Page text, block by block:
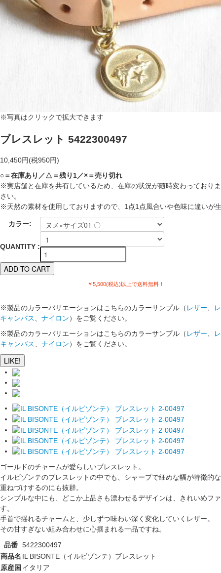
※写真はクリックで拡大できます
ブレスレット 5422300497
10,450円(税950円)
○＝在庫あり／△＝残り1／×＝売り切れ
※実店舗と在庫を共有しているため、在庫の状況が随時変わっており
さい。
※天然の素材を使用しておりますので、1点1点風合いや色味に違いが
カラー:
QUANTITY :
￥5,500(税込)以上で送料無料！
※製品のカラーバリエーションはこちらのカラーサンプル（ レザー
キャンバス
ナイロン）をご覧ください。
※製品のカラーバリエーションはこちらのカラーサンプル（ レザー
キャンバス
ナイロン）をご覧ください。
LIKE!
ゴールドのチャームが愛らしいブレスレット。
イルビゾンテのブレスレットの中でも、シャープで細めな幅が特徴的
重ねづけするのにも抜群。
シンプルな中にも、どこか上品さも漂わせるデザインは、きれいめフ
す。
手首で揺れるチャームと、少しずつ味わい深く変化していくレザー。
その甘すぎない組み合わせに心掴まれる一品ですね。
品番 5422300497
商品名 IL BISONTE（イルビゾンテ）ブレスレット
原産国 イタリア